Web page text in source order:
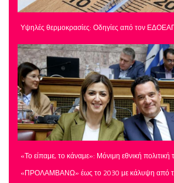
Υψηλές θερμοκρασίες: Οδηγίες από τον
«Το είπαμε, το κάναμε»: Μόνιμη εθνική
«ΠΡΟΛΑΜΒΑΝΩ» έως το 2030 με κάλυψη από